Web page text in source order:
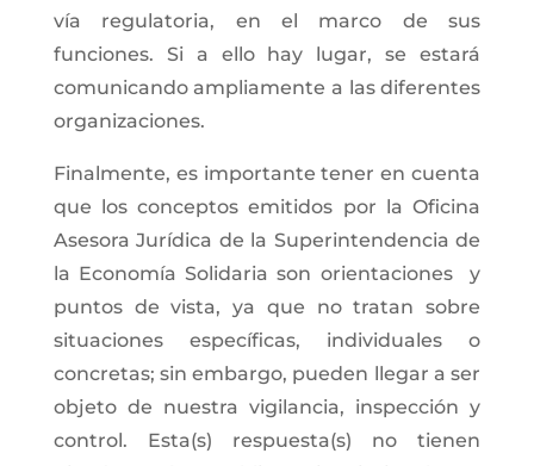
vía regulatoria, en el marco de sus
funciones. Si a ello hay lugar, se estará
comunicando ampliamente a las diferentes
organizaciones.
Finalmente, es importante tener en cuenta
que los conceptos emitidos por la Oficina
Asesora Jurídica de la Superintendencia de
la Economía Solidaria son orientaciones y
puntos de vista, ya que no tratan sobre
situaciones específicas, individuales o
concretas; sin embargo, pueden llegar a ser
objeto de nuestra vigilancia, inspección y
control. Esta(s) respuesta(s) no tienen